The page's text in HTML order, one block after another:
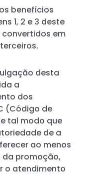
benefícios
1, 2 e 3 deste
em
desta
a
dos
(Código de
tal modo que
de a
ao menos
da promoção,
o atendimento